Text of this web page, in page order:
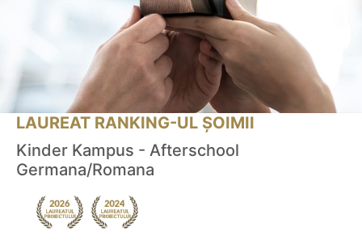
LAUREAT RANKING-UL ȘOIMII
Kinder Kampus - Afterschool
Germana/Romana